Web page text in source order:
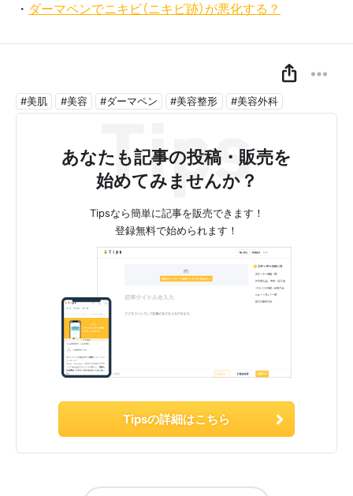
・ ダーマペンでニキビ（ニキビ跡）が悪化する？
#美肌 #美容 #ダーマペン #美容整形 #美容外科
あなたも記事の投稿・販売を
始めてみませんか？
Tipsなら簡単に記事を販売できます！
登録無料で始められます！
Tipsの詳細はこちら